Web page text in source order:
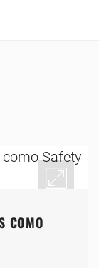
COMO